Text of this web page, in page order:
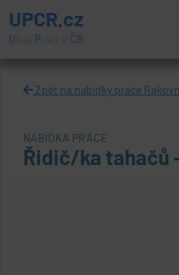
UPCR.cz
U kaž Práci v ČR
Zpět na nabídky práce
NABÍDKA PRÁCE
Řidič/ka tahačů